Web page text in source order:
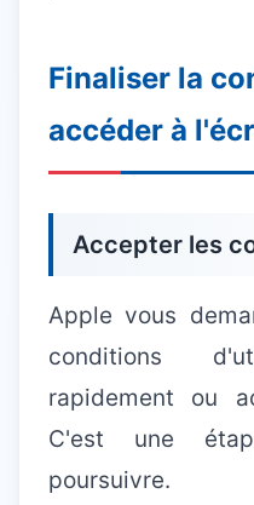
Finaliser la
accéder à
Accepter les
Apple vous
conditions
rapidement ou
C'est une
poursuivre.